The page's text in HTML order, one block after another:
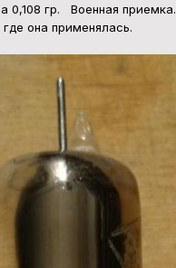
0,108 гр. Военная приемка.
она применялась.